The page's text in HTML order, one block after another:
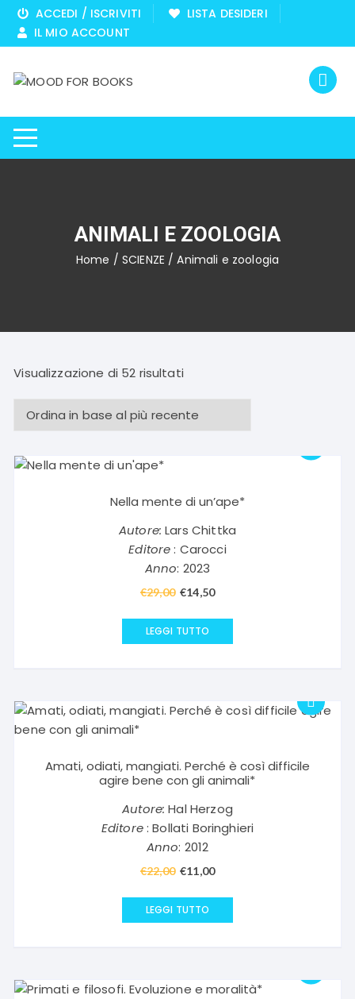
Vai
contenuto
ACCEDI / ISCRIVITI
LISTA DESIDERI
IL MIO ACCOUNT
ANIMALI E ZOOLOGIA
Home / SCIENZE / Animali e zoologia
Visualizzazione di 52 risultatiOrdina
base
al
Nella mente di un’ape*
Autore: Lars Chittka
Editore: Carocci
Anno: 2023
€29,00 Il
originale
€14,50Il
LEGGI TUTTO
Amati, odiati, mangiati. Perché è così difficile
agire bene con gli animali*
Autore: Hal Herzog
Editore: Bollati Boringhieri
Anno: 2012
€22,00 Il
originale
€11,00Il
LEGGI TUTTO